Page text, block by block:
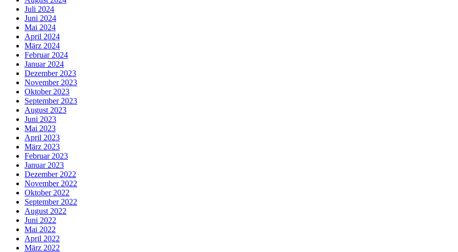
Juli 2024
Juni 2024
Mai 2024
April 2024
März 2024
Februar 2024
Januar 2024
Dezember 2023
November 2023
Oktober 2023
September 2023
August 2023
Juni 2023
Mai 2023
April 2023
März 2023
Februar 2023
Januar 2023
Dezember 2022
November 2022
Oktober 2022
September 2022
August 2022
Juni 2022
Mai 2022
April 2022
März 2022